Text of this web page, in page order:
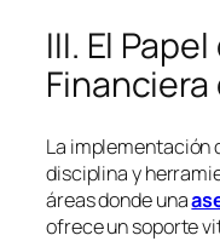
III. El
La implementación
disciplina y
áreas donde una
ofrece un soporte